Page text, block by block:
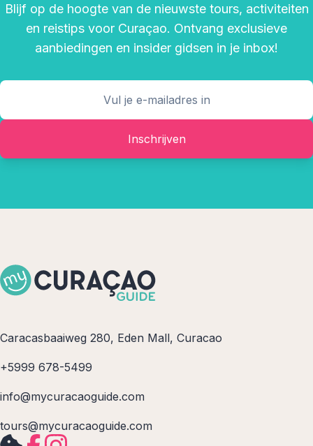
Blijf op de hoogte van de nieuwste tours, activiteiten
en reistips voor Curaçao. Ontvang exclusieve
aanbiedingen en insider gidsen in je inbox!
Inschrijven
Caracasbaaiweg 280, Eden Mall, Curacao
+5999 678-5499
info@mycuracaoguide.com
tours@mycuracaoguide.com